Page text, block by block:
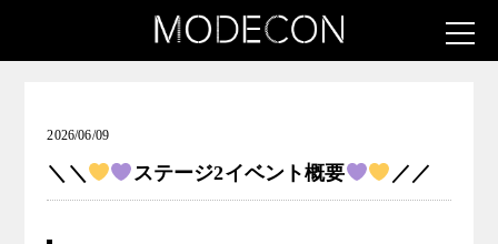
2026/06/09
＼＼ ステージ2イベント概要 ／／